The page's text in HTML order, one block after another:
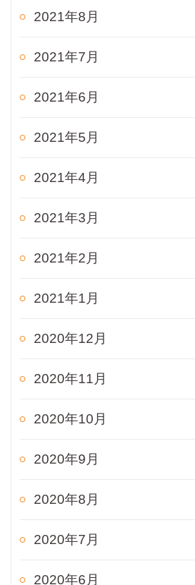
2021年8月
2021年7月
2021年6月
2021年5月
2021年4月
2021年3月
2021年2月
2021年1月
2020年12月
2020年11月
2020年10月
2020年9月
2020年8月
2020年7月
2020年6月